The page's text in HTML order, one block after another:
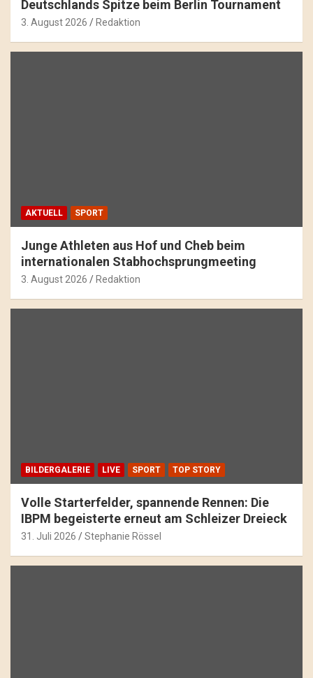
Deutschlands Spitze beim Berlin Tournament
3. August 2026 Redaktion
AKTUELL SPORT
Junge Athleten aus Hof und Cheb beim
internationalen Stabhochsprungmeeting
3. August 2026 Redaktion
BILDERGALERIE LIVE SPORT TOP STORY
Volle Starterfelder, spannende Rennen: Die
IBPM begeisterte erneut am Schleizer Dreieck
31. Juli 2026 Stephanie Rössel